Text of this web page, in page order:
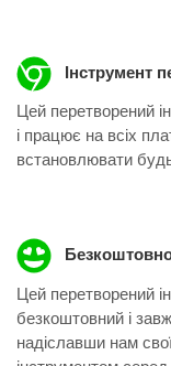
Інструмент
Цей перетворений
і працює на всіх
встановлювати
Цей перетворений
безкоштовний і
надіславши нам